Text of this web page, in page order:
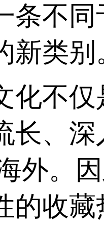
条不
新类别
不仅
长、
外。
的收